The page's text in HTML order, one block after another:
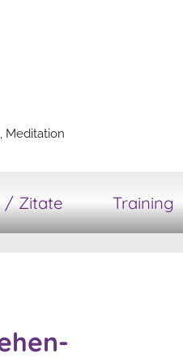
Meditation
/ Zitate Training